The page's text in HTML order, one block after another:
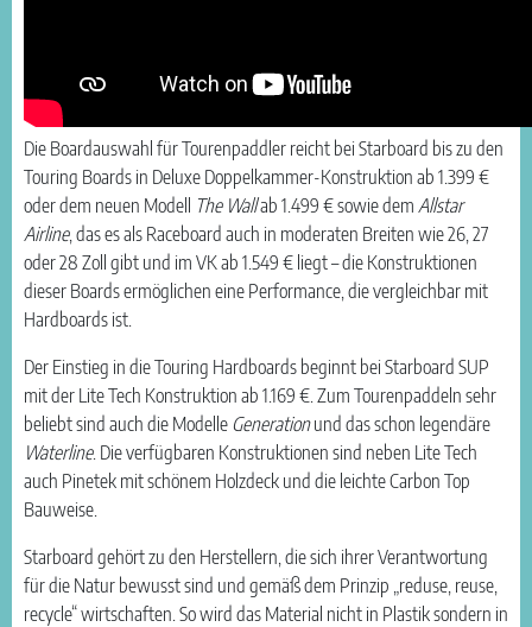
Die Boardauswahl für Tourenpaddler reicht bei Starboard bis zu den
Touring Boards in Deluxe Doppelkammer-Konstruktion ab 1.399 €
oder dem neuen Modell The Wallab 1.499 € sowie dem Allstar
Airline, das es als Raceboard auch in moderaten Breiten wie 26, 27
oder 28 Zoll gibt und im VK ab 1.549 € liegt – die Konstruktionen
dieser Boards ermöglichen eine Performance, die vergleichbar mit
Hardboards ist.
Der Einstieg in die Touring Hardboards beginnt bei Starboard SUP
mit der Lite Tech Konstruktion ab 1.169 €. Zum Tourenpaddeln sehr
beliebt sind auch die Modelle Generationund das schon legendäre
Waterline. Die verfügbaren Konstruktionen sind neben Lite Tech
auch Pinetek mit schönem Holzdeck und die leichte Carbon Top
Bauweise.
Starboard gehört zu den Herstellern, die sich ihrer Verantwortung
für die Natur bewusst sind und gemäß dem Prinzip „reduse, reuse,
recycle“ wirtschaften. So wird das Material nicht in Plastik sondern in